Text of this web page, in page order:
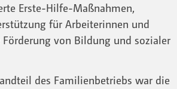
Erste-Hilfe-Maßnahmen,
für Arbeiterinnen und
von Bildung und sozialer
des Familienbetriebs war die